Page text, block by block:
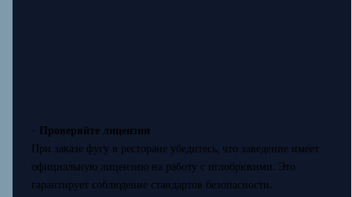
- Проверяйте лицензии
При заказе фугу в ресторане убедитесь, что заведение имеет
официальную лицензию на работу с иглобрюхими. Это
гарантирует соблюдение стандартов безопасности.